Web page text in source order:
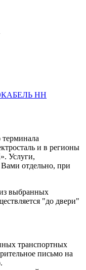
НН
и в регионы
Услуги,
отдельно, при
выбранных
"до двери"
транспортных
письмо на